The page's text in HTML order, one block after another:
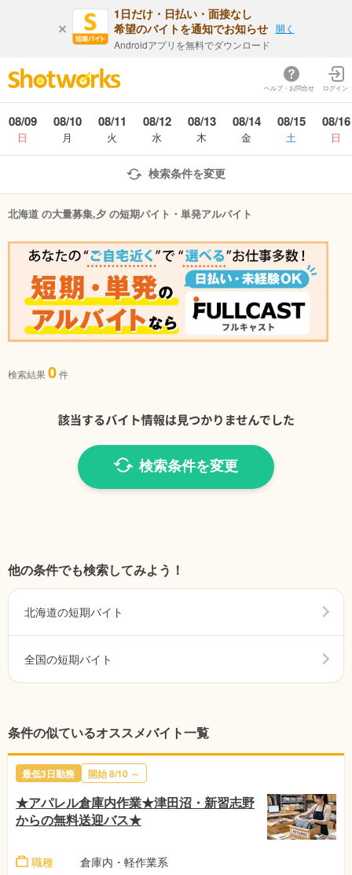
1日だけ・日払い・面接なし
希望のバイトを通知でお知らせ
Androidアプリを無料でダウンロード
開く
ヘルプ・お問合せ ログイン
08/09
日
08/10
月
08/11
火
08/12
水
08/13
木
08/14
金
08/15
土
08/16
日
検索条件を変更
北海道 の大量募集,夕 の短期バイト・単発アルバイト
検索結果0件
検索条件を変更
他の条件でも検索してみよう！
北海道の短期バイト
全国の短期バイト
条件の似ているオススメバイト一覧
最低3日勤務 開始8/10 ～
★アパレル倉庫内作業★津田沼・新習志野
からの無料送迎バス★
職種
倉庫内・軽作業系